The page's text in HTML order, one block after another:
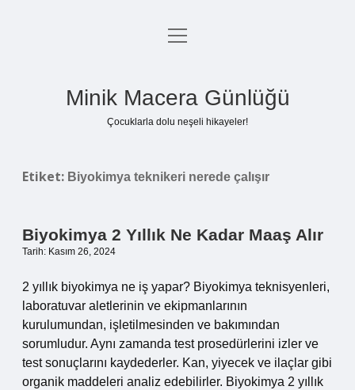
Anasayfa
menüyü
Minik Macera Günlüğü
Çocuklarla dolu neşeli hikayeler!
Etiket: Biyokimya teknikeri nerede çalışır
Biyokimya 2 Yıllık Ne Kadar Maaş Alır
Tarih: Kasım 26, 2024
2 yıllık biyokimya ne iş yapar? Biyokimya teknisyenleri,
laboratuvar aletlerinin ve ekipmanlarının
kurulumundan, işletilmesinden ve bakımından
sorumludur. Aynı zamanda test prosedürlerini izler ve
test sonuçlarını kaydederler. Kan, yiyecek ve ilaçlar gibi
organik maddeleri analiz edebilirler. Biyokimya 2 yıllık